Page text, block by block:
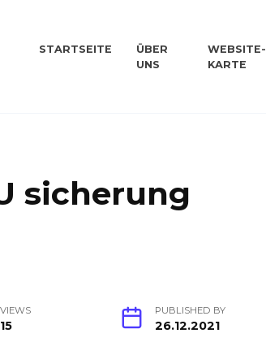
STARTSEITE
ÜBER
UNS
WEBSITE-
KARTE
sicherung
VIEWS
15
PUBLISHED BY
26.12.2021